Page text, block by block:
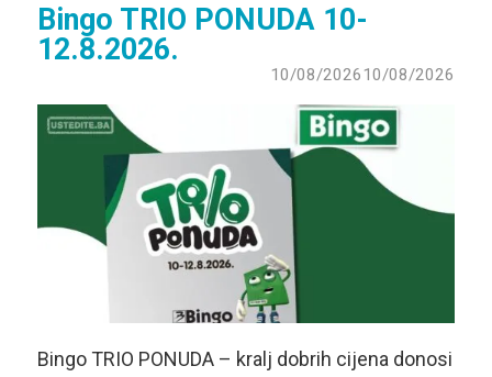
Bingo TRIO PONUDA 10-
12.8.2026.
10/08/2026 10/08/2026
Bingo TRIO PONUDA – kralj dobrih cijena donosi